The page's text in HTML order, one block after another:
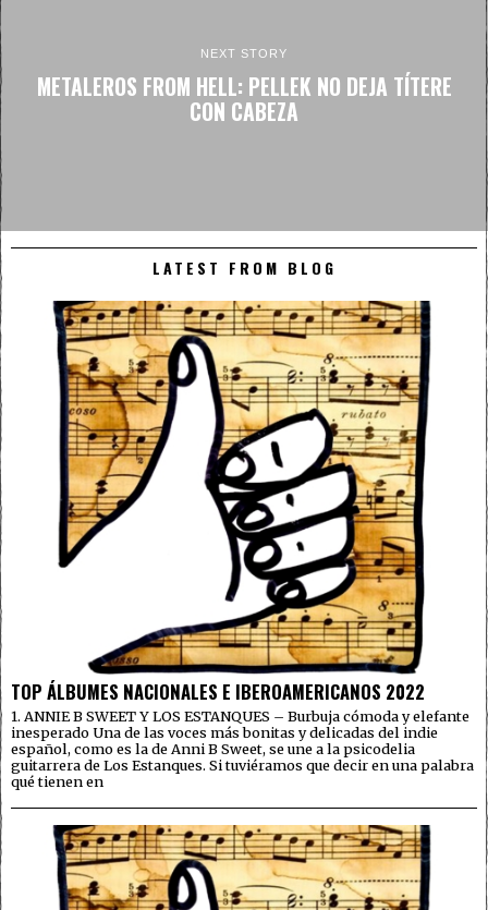
NEXT STORY
METALEROS FROM HELL: PELLEK NO DEJA TÍTERE
CON CABEZA
LATEST FROM BLOG
TOP ÁLBUMES NACIONALES E IBEROAMERICANOS 2022
1. ANNIE B SWEET Y LOS ESTANQUES – Burbuja cómoda y elefante
inesperado Una de las voces más bonitas y delicadas del indie
español, como es la de Anni B Sweet, se une a la psicodelia
guitarrera de Los Estanques. Si tuviéramos que decir en una palabra
qué tienen en